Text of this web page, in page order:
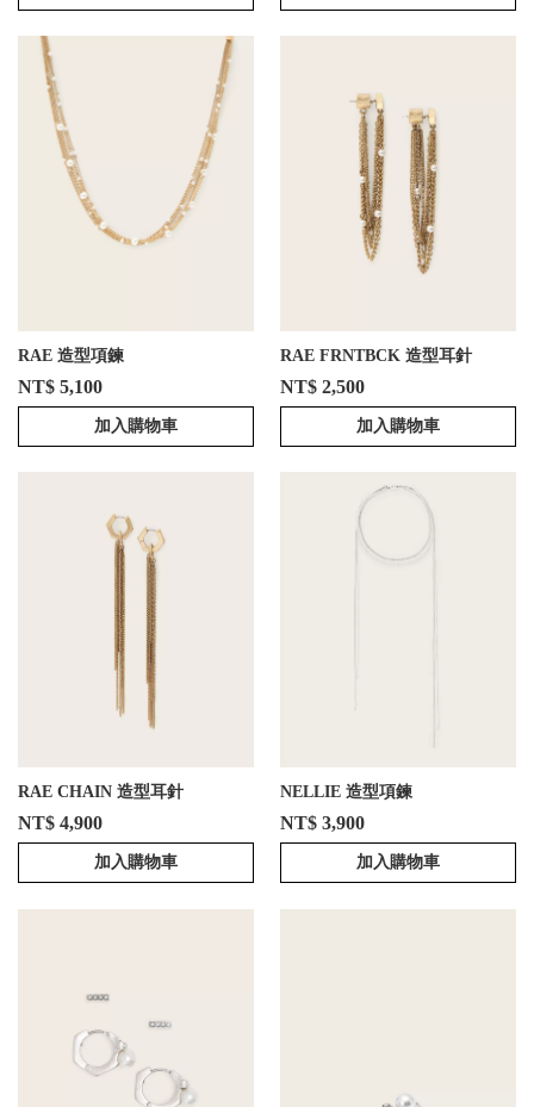
RAE 造型項鍊
NT$ 5,100
加入購物車
RAE FRNTBCK 造型耳針
NT$ 2,500
加入購物車
RAE CHAIN 造型耳針
NT$ 4,900
加入購物車
NELLIE 造型項鍊
NT$ 3,900
加入購物車